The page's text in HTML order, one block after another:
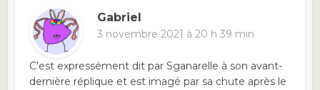
Gabriel
3 novembre 2021 à 20 h 39 min
C’est expressément dit par Sganarelle à son avant-
dernière réplique et est imagé par sa chute après le